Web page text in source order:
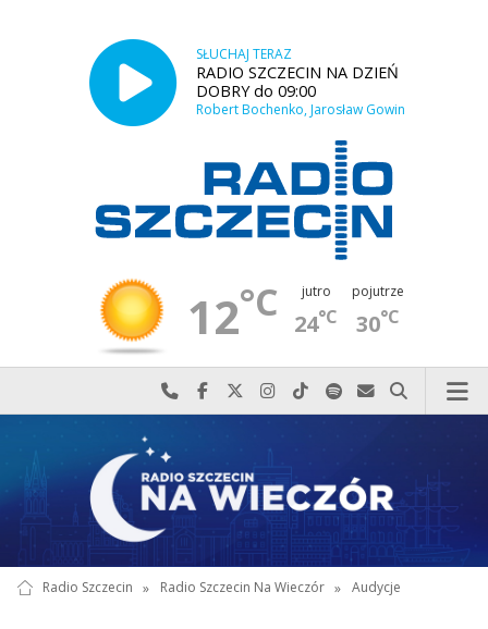
SŁUCHAJ TERAZ
RADIO SZCZECIN NA DZIEŃ
DOBRY do 09:00
Robert Bochenko, Jarosław Gowin
12°C jutro
24°C
pojutrze
30°C
Najlepiej po prostu do nas zadzwoń
Odwiedź nas na Facebook-u
Odwiedź nas na X
Odwiedź nas na Instagram-ie
Odwiedź nas na TikTok-u
Szukaj nas na Spotify
Wyślij do nas
Szukaj
Radio Szczecin » Radio Szczecin Na Wieczór » Audycje